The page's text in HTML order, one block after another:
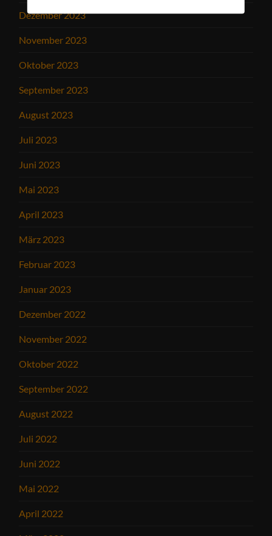
Dezember 2023
November 2023
Oktober 2023
September 2023
August 2023
Juli 2023
Juni 2023
Mai 2023
April 2023
März 2023
Februar 2023
Januar 2023
Dezember 2022
November 2022
Oktober 2022
September 2022
August 2022
Juli 2022
Juni 2022
Mai 2022
April 2022